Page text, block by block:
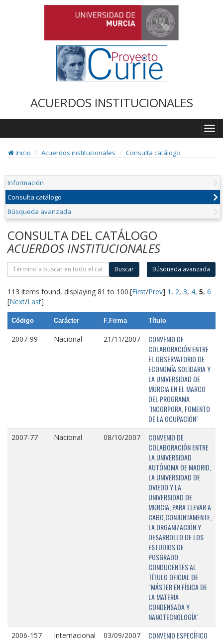
ACUERDOS INSTITUCIONALES
Inicio
Acuerdos institucionales Consulta catálogo
Información
Consulta catálogo
Búsqueda avanzada
CONSULTA DEL CATÁLOGO
ACUERDOS INSTITUCIONALES
Buscar Búsqueda avanzada
113 items found, displaying 81 to 100.[First/Prev] 1 , 2, 3, 4, 5, 6
[Next/Last]
Código Carácter F.Firma Título
2007-99 Nacional 21/11/2007
CONVENIO DE
COLABORACIÓN ENTRE
EL OBSERVATORIO DE
ECONOMÍA SOLIDARIA Y
LA UNIVERSIDAD DE
MURCIA EN EL MARCO
DEL PROGRAMA
"INCORPORA, FOMENTO
DE LA OCUPACIÓN"
2007-77 Nacional 08/10/2007
CONVENIO DE
COLABORACIÓN ENTRE
LA UNIVERSIDAD
AUTÓNOMA DE MADRID,
LA UNIVERSIDAD DE
OVIEDO Y LA
UNIVERSIDAD DE
MURCIA, PARA LLEVAR A
CABO,CONJUNTAMENTE,
LA ORGANIZACIÓN Y
DESARROLLO DE LOS
ESTUDIOS DE
POSGRADO
CONDUCENTES AL
TÍTULO OFICIAL DE
"MÁSTER EN FÍSICA DE
LA MATERIA
CONDENSADA Y
NANOTECNOLOGÍA"
2006-157 Internacional 03/09/2007
CONVENIO ESPECÍFICO